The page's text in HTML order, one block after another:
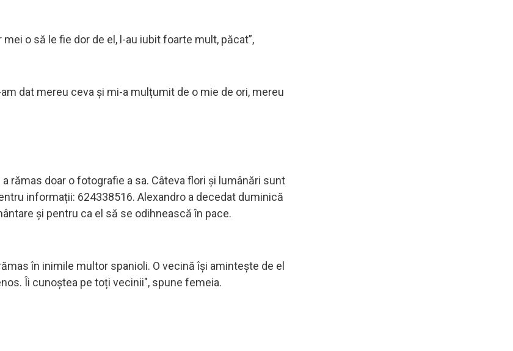
o să le fie dor de el, l-au iubit foarte mult, păcat”,
dat mereu ceva și mi-a mulțumit de o mie de ori, mereu
rămas doar o fotografie a sa. Câteva flori și lumânări sunt
informații: 624338516. Alexandro a decedat duminică
și pentru ca el să se odihnească în pace.
în inimile multor spanioli. O vecină își amintește de el
Îi cunoștea pe toți vecinii", spune femeia.